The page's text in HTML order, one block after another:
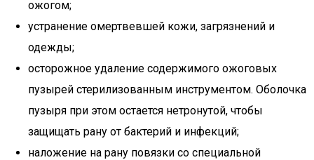
ожогом;
устранение омертвевшей кожи, загрязнений и
одежды;
осторожное удаление содержимого ожоговых
пузырей стерилизованным инструментом. Оболочка
пузыря при этом остается нетронутой, чтобы
защищать рану от бактерий и инфекций;
наложение на рану повязки со специальной